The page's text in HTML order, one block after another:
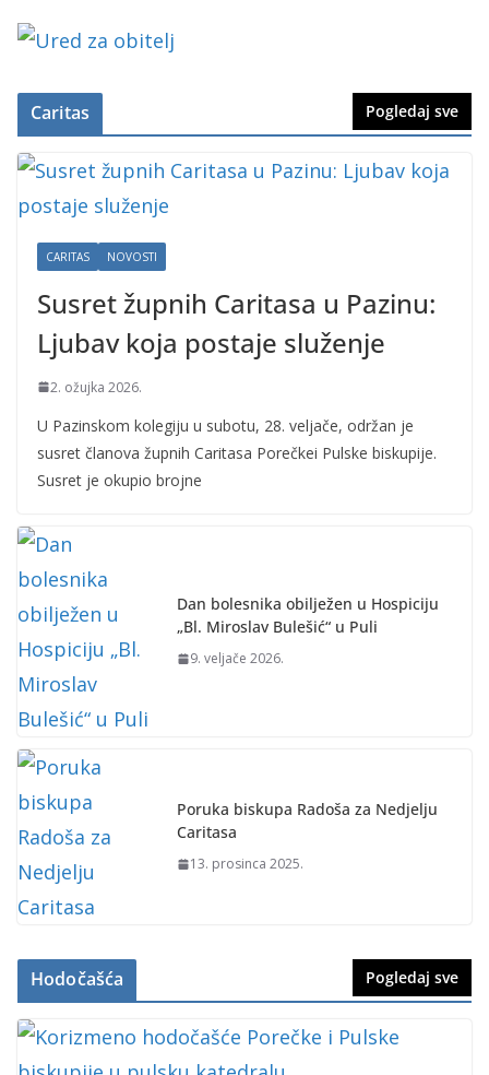
Caritas Pogledaj sve
CARITAS NOVOSTI
Susret župnih Caritasa u Pazinu:
Ljubav koja postaje služenje
2. ožujka 2026.
U Pazinskom kolegiju u subotu, 28. veljače, održan je
susret članova župnih Caritasa Porečkei Pulske biskupije.
Susret je okupio brojne
Dan bolesnika obilježen u Hospiciju
„Bl. Miroslav Bulešić“ u Puli
9. veljače 2026.
Poruka biskupa Radoša za Nedjelju
Caritasa
13. prosinca 2025.
Hodočašća Pogledaj sve